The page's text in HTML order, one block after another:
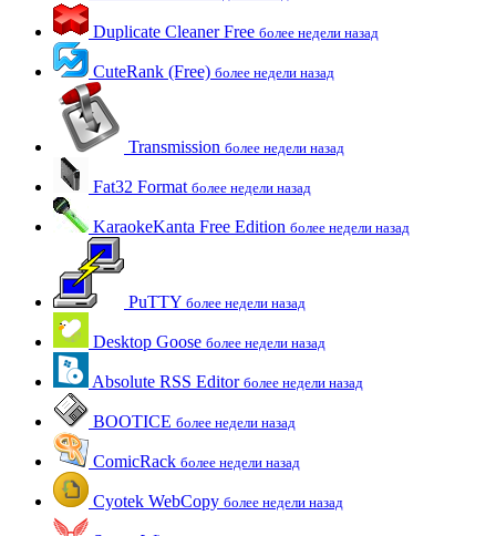
Duplicate Cleaner Free более недели назад
CuteRank (Free) более недели назад
Transmission более недели назад
Fat32 Format более недели назад
KaraokeKanta Free Edition более недели назад
PuTTY более недели назад
Desktop Goose более недели назад
Absolute RSS Editor более недели назад
BOOTICE более недели назад
ComicRack более недели назад
Cyotek WebCopy более недели назад